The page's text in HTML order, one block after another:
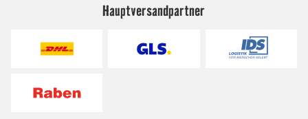
Hauptversandpartner